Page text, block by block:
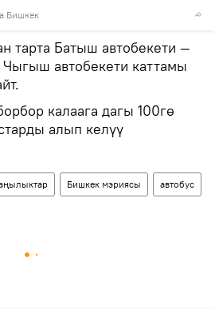
Бишкек
тарта Батыш автобекети —
автобекети каттамы
калаага дагы 100гө
алып келүү
Бишкек мэриясы автобус